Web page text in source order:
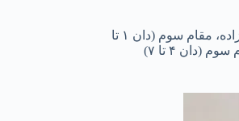
همچنین در بخش هیانگ آقایان ورزشکاران کشورمان توانستند این مقام‌ها را کسب کنند: مقام اول (دان ۱ تا ۳) محمدرضا مروی، مقام دوم (دان ۱ تا ۳) سهیل سهراب‌زاده، مقام سوم (دان ۱ تا
۳) امیرعلی رضایی، مقام سوم مشترک (دان ۱ تا ۳) محمد یوسفی شیخ رباط، مقام اول (دان ۴ تا ۷) رحیم سهراب‌زاده، مقام دوم (دان ۴ تا ۷) : سعید سالان پور و مقام سوم (دان ۴ تا ۷)